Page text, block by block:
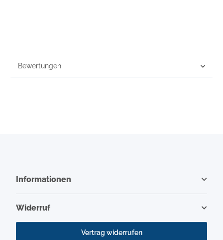
Bewertungen
Informationen
Widerruf
Vertrag widerrufen